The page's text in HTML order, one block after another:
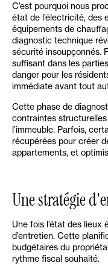
C’est pourquoi nous
état de l’électricité, des
équipements de
diagnostic technique
sécurité insoupçonnés.
suffisant dans les
danger pour les
immédiate avant tout
Cette phase de
contraintes
l’immeuble. Parfois,
récupérées pour créer
appartements, et
Une stratégie
Une fois l’état des lieux
d’entretien. Cette
budgétaires du
rythme fiscal souhaité.